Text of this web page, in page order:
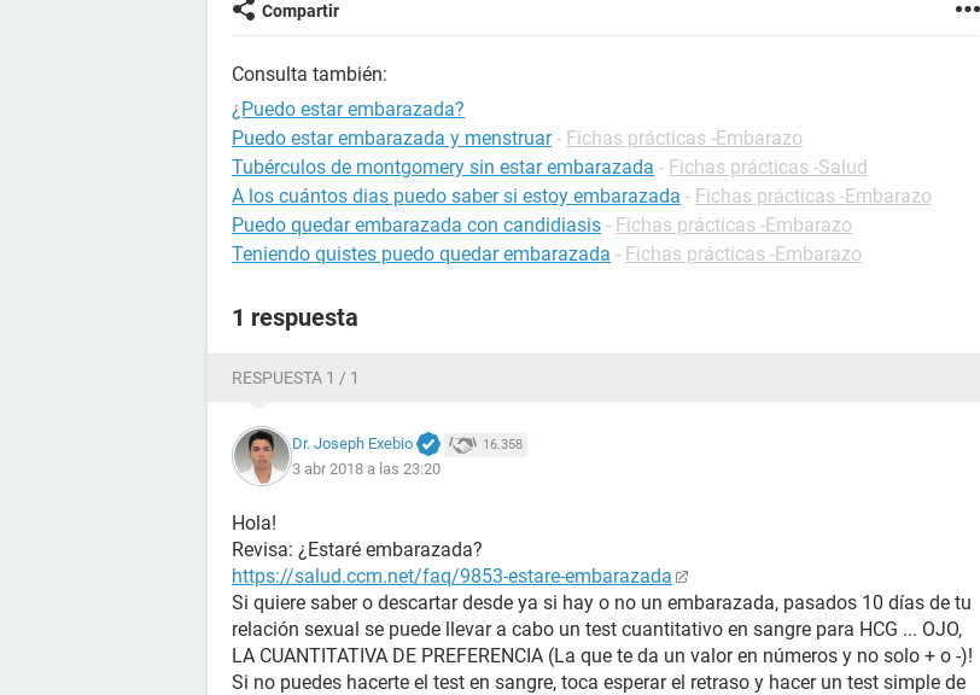
Compartir
Consulta también:
¿Puedo estar embarazada?
Puedo estar embarazada y menstruar - Fichas prácticas -Embarazo
Tubérculos de montgomery sin estar embarazada - Fichas prácticas -Salud
A los cuántos dias puedo saber si estoy embarazada - Fichas prácticas -Embarazo
Puedo quedar embarazada con candidiasis - Fichas prácticas -Embarazo
Teniendo quistes puedo quedar embarazada - Fichas prácticas -Embarazo
1 respuesta
RESPUESTA 1 / 1
Dr. Joseph Exebio 16.358
3 abr 2018 a las 23:20
Hola!
Revisa: ¿Estaré embarazada?
https://salud.ccm.net/faq/9853-estare-embarazada
Si quiere saber o descartar desde ya si hay o no un embarazada, pasados 10 días de tu
relación sexual se puede llevar a cabo un test cuantitativo en sangre para HCG ... OJO,
LA CUANTITATIVA DE PREFERENCIA (La que te da un valor en números y no solo + o -)!
Si no puedes hacerte el test en sangre, toca esperar el retraso y hacer un test simple de